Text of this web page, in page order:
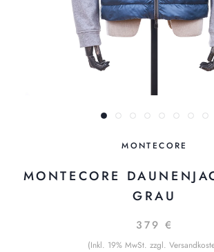
MONTECORE
MONTECORE
GRAU
379 €
(Inkl. 19% MwSt. zzgl.